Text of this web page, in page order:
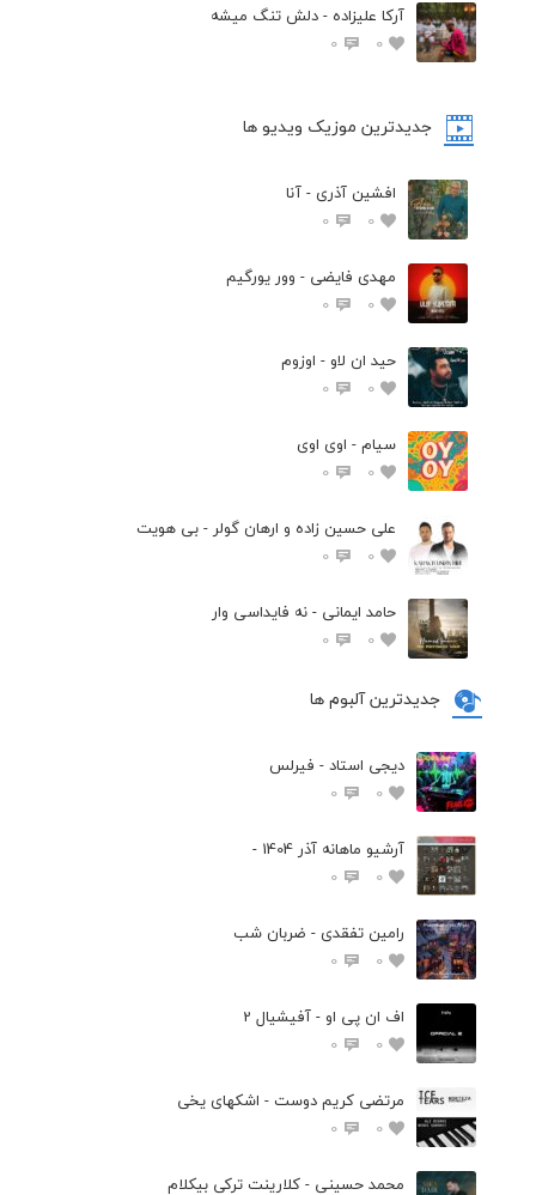
آرکا علیزاده - دلش تنگ میشه
0
0
جدیدترین موزیک ویدیو ها
افشین آذری - آنا
0
0
مهدی فایضی - وور یورگیم
0
0
حید ان لاو - اوزوم
0
0
سیام - اوی اوی
0
0
علی حسین زاده و ارهان گولر - بی هویت
0
0
حامد ایمانی - نه فایداسی وار
0
0
جدیدترین آلبوم ها
دیجی استاد - فیرلس
0
0
آرشیو ماهانه آذر 1404 -
0
0
رامین تفقدی - ضربان شب
0
0
اف ان پی او - آفیشیال 2
0
0
مرتضی کریم دوست - اشکهای یخی
0
0
محمد حسینی - کلارینت ترکی بیکلام